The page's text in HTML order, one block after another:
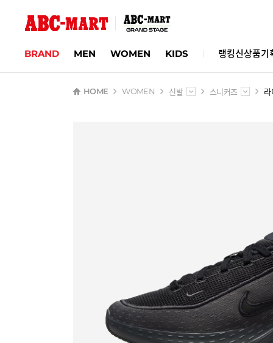
BRAND MEN WOMEN KIDS 랭킹신상품기
HOME WOMEN 신발 스니커즈